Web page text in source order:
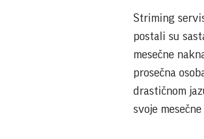
Striming
postali su
mesečne
prosečna
drastičnom
svoje